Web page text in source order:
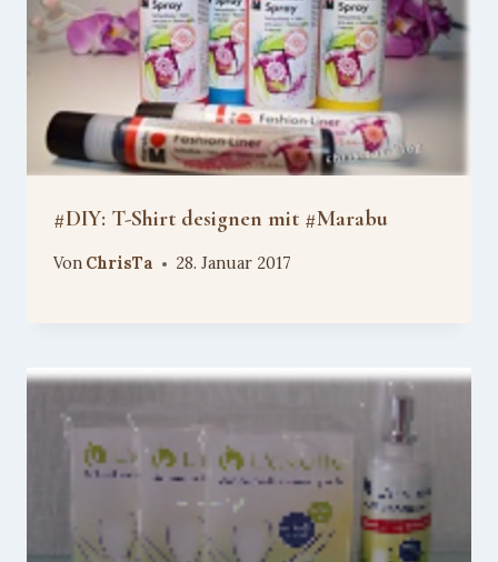
#DIY: T-Shirt designen mit #Marabu
Von ChrisTa 28. Januar 2017